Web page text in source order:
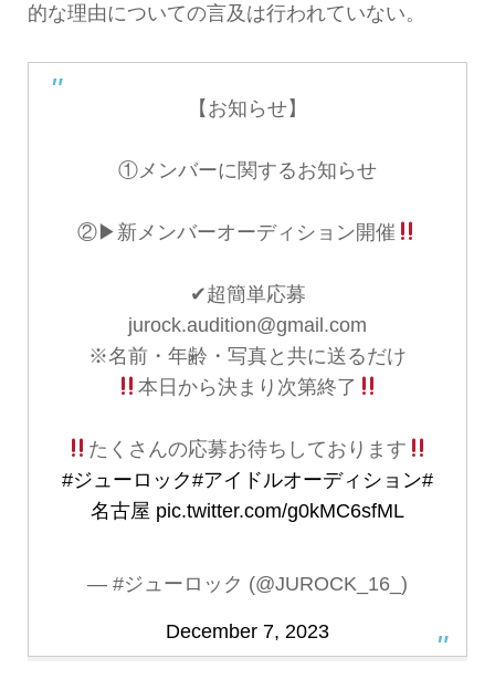
的な理由についての言及は行われていない。
【お知らせ】
①メンバーに関するお知らせ
②▶︎新メンバーオーディション開催
✔︎超簡単応募
jurock.audition@gmail.com
※名前・年齢・写真と共に送るだけ
本日から決まり次第終了
たくさんの応募お待ちしております
#ジューロック#アイドルオーディション#
名古屋 pic.twitter.com/g0kMC6sfML
— #ジューロック (@JUROCK_16_)
December 7, 2023